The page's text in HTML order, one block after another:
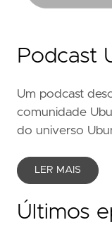
Podcast
Um podcast
comunidade
do universo
LER MAIS
Últimos